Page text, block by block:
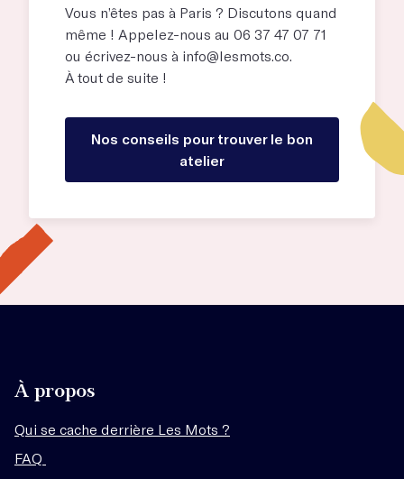
Vous n’êtes pas à Paris ? Discutons quand
même ! Appelez-nous au 06 37 47 07 71
ou écrivez-nous à info@lesmots.co.
À tout de suite !
Nos conseils pour trouver le bon
atelier
À propos
Qui se cache derrière Les Mots ?
FAQ